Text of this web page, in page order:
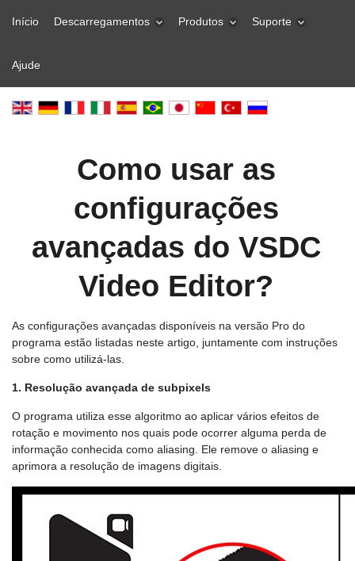
Início Descarregamentos Produtos Suporte
Ajude
Como usar as
configurações
avançadas do VSDC
Video Editor?
As configurações avançadas disponíveis na versão Pro do
programa estão listadas neste artigo, juntamente com instruções
sobre como utilizá-las.
1. Resolução avançada de subpixels
O programa utiliza esse algoritmo ao aplicar vários efeitos de
rotação e movimento nos quais pode ocorrer alguma perda de
informação conhecida como aliasing. Ele remove o aliasing e
aprimora a resolução de imagens digitais.